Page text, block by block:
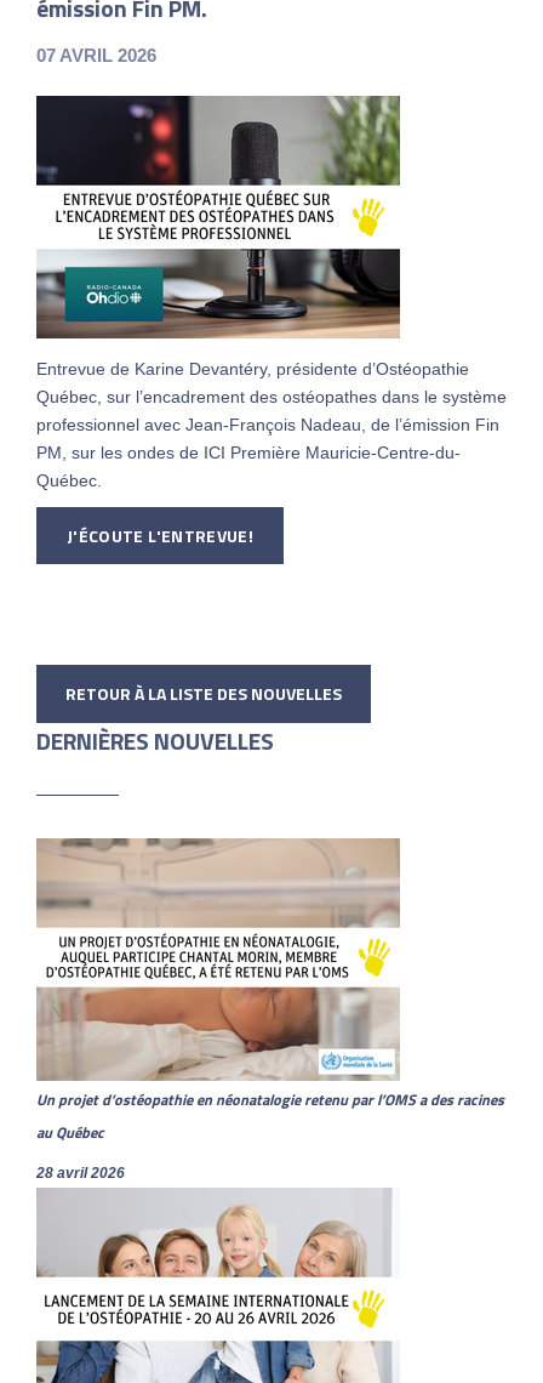
émission Fin PM.
07 AVRIL 2026
Entrevue de Karine Devantéry, présidente d’Ostéopathie
Québec, sur l’encadrement des ostéopathes dans le système
professionnel avec Jean-François Nadeau, de l’émission Fin
PM, sur les ondes de ICI Première Mauricie-Centre-du-
Québec.
J'ÉCOUTE L'ENTREVUE!
RETOUR À LA LISTE DES NOUVELLES
DERNIÈRES NOUVELLES
Un projet d’ostéopathie en néonatalogie retenu par l’OMS a des racines
au Québec
28 avril 2026